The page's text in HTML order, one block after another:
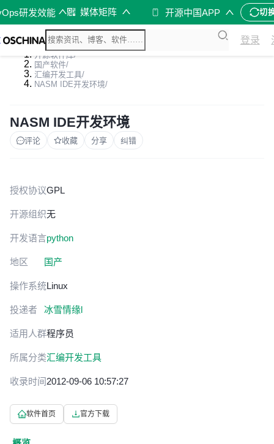
研发效能 媒体矩阵 开源中国APP 切
登录
开源软件库/
国产软件/
汇编开发工具/
NASM IDE开发环境/
NASM IDE开发环境
评论 收藏 分享 纠错
授权协议GPL
开源组织无
开发语言python
地区 国产
操作系统Linux
投递者 冰雪情缘l
适用人群程序员
所属分类汇编开发工具
收录时间2012-09-06 10:57:27
软件首页 官方下载